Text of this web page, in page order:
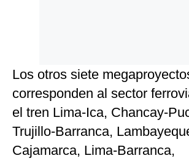
Los otros siete
corresponden al sector
el tren Lima-Ica, Chancay-
Trujillo-Barranca,
Cajamarca, Lima-Barranca,